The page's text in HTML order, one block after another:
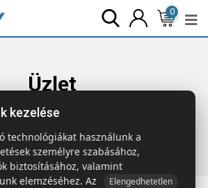
0
Üzlet
Technológia & Kiegészítők
1-ben vez. n. töltő 15W
kezelése
technológiákat használunk a
személyre szabásához,
biztosításához, valamint
elemzéséhez. Az
Elengedhetetlen